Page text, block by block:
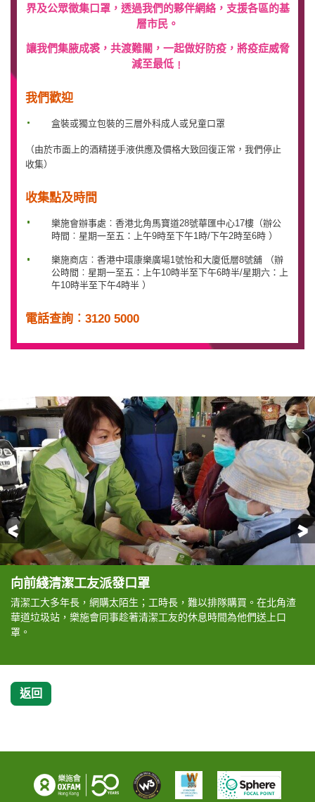
界及公眾徵集口罩，透過我們的夥伴網絡，支援各區的基
層市民。
讓我們集腋成裘，共渡難關，一起做好防疫，將疫症威脅
減至最低﹗
我們歡迎
盒裝或獨立包裝的三層外科成人或兒童口罩
（由於市面上的酒精搓手液供應及價格大致回復正常，我們停止
收集）
收集點及時間
樂施會辦事處︰香港北角馬寶道28號華匯中心17樓（辦公
時間︰星期一至五：上午9時至下午1時/下午2時至6時 ）
樂施商店︰香港中環康樂廣場1號怡和大廈低層8號舖 （辦
公時間︰星期一至五：上午10時半至下午6時半/星期六：上
午10時半至下午4時半 ）
電話查詢︰3120 5000
前一頁
向前綫清潔工友派發口罩
清潔工大多年長，網購太陌生；工時長，難以排隊購買。在北角渣
華道垃圾站，樂施會同事趁著清潔工友的休息時間為他們送上口
罩。
向前綫清潔工友派發口罩
樂施會與「醫護行者」在北角油街的垃圾收集站向清潔工友講解正
確配帶口罩的方法。
向前綫清潔工友派發口罩
在上水區工作的清潔工友知道有口罩派發，就立刻前來等候，可見
他們對基本防疫物資的需求殷切。
向前綫清潔工友派發口罩
樂施會同事亦趁午飯時間，在小西灣向工友們派發口罩，希望為他
們帶來基本保護。
向前綫清潔工友派發口罩
醫護行者的義工亦耐心地跟工友解釋洗手的正確七步曲。
向前綫清潔工友派發口罩
工友們簡單而真摯的道謝，讓我們感受到工友缺乏口罩的那份惶
恐。
向前綫清潔工友派發口罩
筲箕灣耀東邨的清潔工友獲發口罩後合照留影。
向前綫清潔工友派發口罩
根據「清潔工人職工會」的估計，食環署外判清潔工有兩成是少數
族裔人士，其中以尼泊爾裔佔大多數。樂施會早前到中環蘭桂坊垃
圾站派發口罩予清潔工，也遇上大批尼泊爾裔婦女。
向前綫清潔工友派發口罩
中環蘭桂坊垃圾站的清潔工，大部分來自尼泊爾，有工友接獲我們
派發的口罩後，雙手合十道謝。
向前綫清潔工友派發口罩
與樂施會一起派發口罩的夥伴團體醫護行者安排一名尼泊爾籍翻
譯，用尼泊爾藉清潔工熟悉的語言，講解防疫知識。
向前綫清潔工友派發口罩
尼泊爾籍翻譯向清潔工示範正確的洗手程序。
向前綫清潔工友派發口罩
一班少數族裔清潔工的母語並非中文或英文，以他們的母語製作宣
傳單張，有助他們提高公共衛生常識。
支援其他基層及弱勢社群
不少基層長者為了減少耗用口罩，盡量不出門，看到夥伴人員上門
探訪，送上物資大為感動。
支援其他基層及弱勢社群
疫情下，社區關愛和鄰舍互助比平日更重要。
支援其他基層及弱勢社群
目前有關疫情的資訊以中英語為主，少數族裔未必能掌握，除了口
罩，我們亦派發由合作夥伴醫護行者印製包括英語、印度語、旁遮
普語、烏都語等的防疫單張。
支援其他基層及弱勢社群
在香港，防疫用品嚴重缺貨，出行困難的長者、長期病患者及基層
想取得物資防疫更是難上加難，樂施會在農曆新年前起為他們提供
各方面的支援。
支援其他基層及弱勢社群
我們得到威露士消毒品牌支持，向行動不便的長者及基層派發酒精
搓手液及消毒濕紙巾。
支援其他基層及弱勢社群
失明人士以手代眼，疫情中消毒物資短缺，令他們外出時面對更大
的風險，盡快令他們獲得隨身消毒用品尤其重要。
支援其他基層及弱勢社群
我們透過香港失明人協進會向有需要的視障人士派發酒精搓手液及
消毒濕紙巾，減低他們外出時面對的風險。
向基層市民派發白米
樂施會同事和義工連日來努力把6噸白米分成2至2.5公斤小包裝後，
立刻運到各區夥伴的派發點，希望更多基層市民能盡快受惠。
向基層市民派發白米
我們透過夥伴團體東涌社區發展陣線，向區內基層派發香米和口
罩。
返回